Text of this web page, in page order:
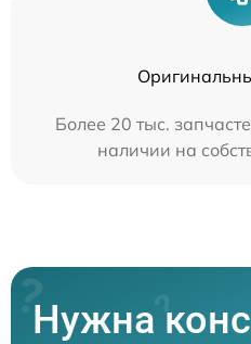
Более 20 тыс.
наличии на
Нужна